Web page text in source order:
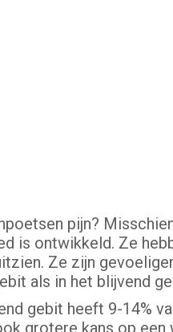
pijn?
is ontwikkeld. Ze
Ze zijn
als in het blijvend
gebit heeft 9-14%